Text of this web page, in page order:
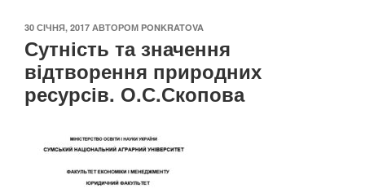
ОПУБЛІКОВАНО
30 СІЧНЯ, 2017 АВТОРОМ PONKRATOVA
Сутність та значення
відтворення природних
ресурсів. О.С.Скопова